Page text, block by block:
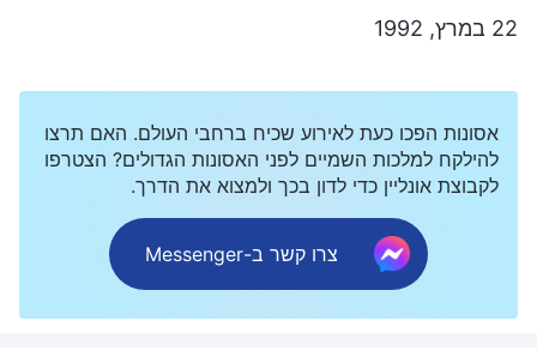
22 במרץ, 1992
אסונות הפכו כעת לאירוע שכיח ברחבי העולם. האם תרצו
להילקח למלכות השמיים לפני האסונות הגדולים? הצטרפו
לקבוצת אונליין כדי לדון בכך ולמצוא את הדרך.
צרו קשר ב-Messenger